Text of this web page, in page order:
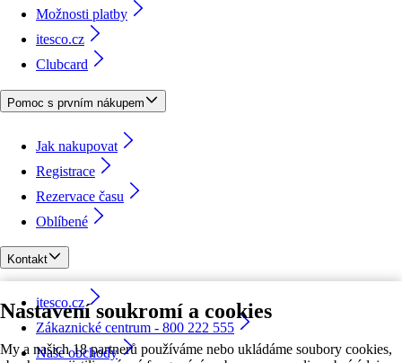
Nastavení soukromí a cookies
My a našich 18 partnerů používáme nebo ukládáme soubory cookies,
Možnosti platby
itesco.cz
Clubcard
Pomoc s prvním nákupem
Jak nakupovat
Registrace
Rezervace času
Oblíbené
Kontakt
itesco.cz
Zákaznické centrum - 800 222 555
Naše obchody